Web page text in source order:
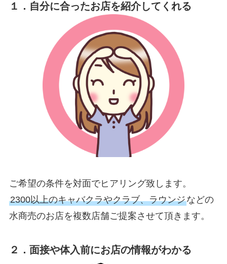
１．自分に合ったお店を紹介してくれる
ご希望の条件を対面でヒアリング致します。
2300以上のキャバクラやクラブ、ラウンジなどの
水商売のお店を複数店舗ご提案させて頂きます。
２．面接や体入前にお店の情報がわかる